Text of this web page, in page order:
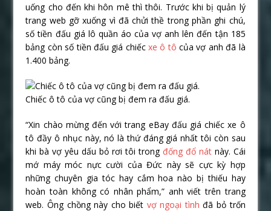
uống cho đến khi hôn mê thì thôi. Trước khi bị quản lý
trang web gỡ xuống vì đã chửi thề trong phần ghi chú,
số tiền đấu giá lô quần áo của vợ anh lên đến tận 185
bảng còn số tiền đấu giá chiếc xe ô tô của vợ anh đã là
1.400 bảng.
Chiếc ô tô của vợ cũng bị đem ra đấu giá.
“Xin chào mừng đến với trang eBay đấu giá chiếc xe ô
tô đầy ô nhục này, nó là thứ đáng giá nhất tôi còn sau
khi bà vợ yêu dấu bỏ rơi tôi trong đống đổ nátnày. Cái
mớ máy móc nực cười của Đức này sẽ cực kỳ hợp
những chuyên gia tóc hay cắm hoa nào bị thiếu hay
hoàn toàn không có nhân phẩm,” anh viết trên trang
web. Ông chồng này cho biết vợ ngoại tình đã bỏ trốn